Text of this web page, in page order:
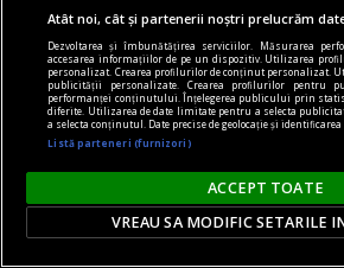
Blogul cititorilor
Estetica, încotro?
Creația a fost înlocuită cu
Atât noi, cât și partenerii noștri prelucrăm
Dezvoltarea și îmbunătățirea serviciilor. Măsurarea
accesarea informațiilor de pe un dispozitiv. Utilizarea
personalizat. Crearea profilurilor de conținut personalizat.
publicității personalizate. Crearea profilurilor pentru
performanței conținutului. Înțelegerea publicului prin
diferite. Utilizarea de date limitate pentru a selecta
a selecta conținutul. Date precise de geolocație și
Listă parteneri (furnizori)
ACCEPT TOATE
VREAU SA MODIFIC SETARILE